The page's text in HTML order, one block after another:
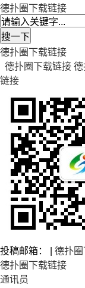
德扑圈下载链接
德扑圈下载链接
德扑圈下载链接 德
链接
投稿邮箱： | 德扑
德扑圈下载链接
通讯员